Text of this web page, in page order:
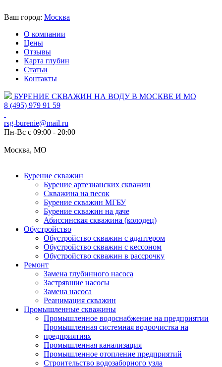
Ваш город: Москва
О компании
Цены
Отзывы
Карта глубин
Статьи
Контакты
БУРЕНИЕ СКВАЖИН НА ВОДУ В МОСКВЕ И МО
8 (495) 979 91 59
rsg-burenie@mail.ru
Пн-Вс с 09:00 - 20:00
Москва, МО
Бурение скважин
Бурение артезианских скважин
Скважина на песок
Бурение скважин МГБУ
Бурение скважин на даче
Абиссинская скважина (колодец)
Обустройство
Обустройство скважин с адаптером
Обустройство скважин с кессоном
Обустройство скважин в рассрочку
Ремонт
Замена глубинного насоса
Застрявшие насосы
Замена насоса
Реанимация скважин
Промышленные скважины
Промышленное водоснабжение на предприятии
Промышленная системная водоочистка на
предприятиях
Промышленная канализация
Промышленное отопление предприятий
Cтроительство водозаборного узла